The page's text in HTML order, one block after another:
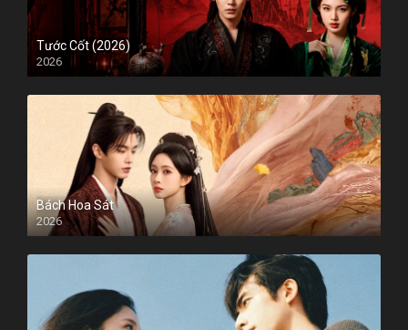
Tước Cốt (2026)
2026
Bách Hoa Sát
2026